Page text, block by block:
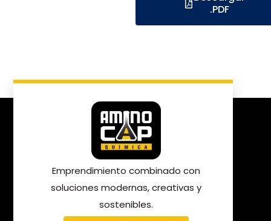
.PDF
Emprendimiento combinado con
soluciones modernas, creativas y
sostenibles.